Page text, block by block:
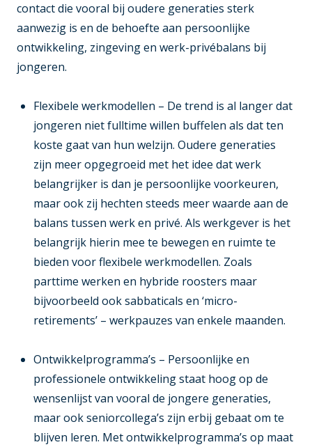
contact die vooral bij oudere generaties sterk
aanwezig is en de behoefte aan persoonlijke
ontwikkeling, zingeving en werk-privébalans bij
jongeren.
Flexibele werkmodellen – De trend is al langer dat
jongeren niet fulltime willen buffelen als dat ten
koste gaat van hun welzijn. Oudere generaties
zijn meer opgegroeid met het idee dat werk
belangrijker is dan je persoonlijke voorkeuren,
maar ook zij hechten steeds meer waarde aan de
balans tussen werk en privé. Als werkgever is het
belangrijk hierin mee te bewegen en ruimte te
bieden voor flexibele werkmodellen. Zoals
parttime werken en hybride roosters maar
bijvoorbeeld ook sabbaticals en ‘micro-
retirements’ – werkpauzes van enkele maanden.
Ontwikkelprogramma’s – Persoonlijke en
professionele ontwikkeling staat hoog op de
wensenlijst van vooral de jongere generaties,
maar ook seniorcollega’s zijn erbij gebaat om te
blijven leren. Met ontwikkelprogramma’s op maat